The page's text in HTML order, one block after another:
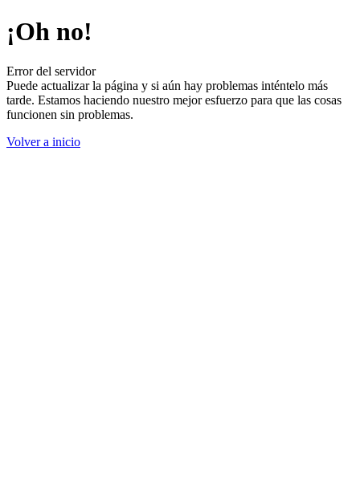
¡Oh no!
Error del servidor
Puede actualizar la página y si aún hay problemas inténtelo más
tarde. Estamos haciendo nuestro mejor esfuerzo para que las cosas
funcionen sin problemas.
Volver a inicio